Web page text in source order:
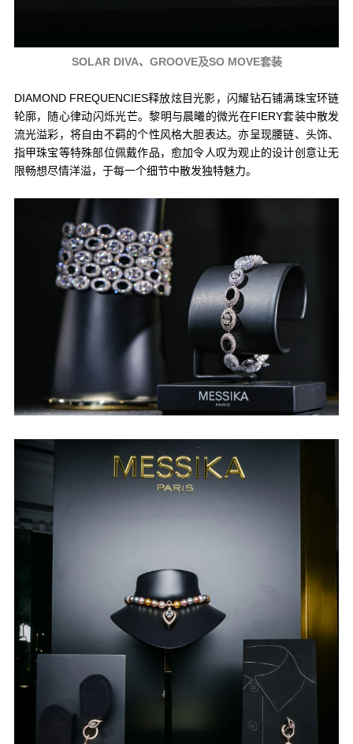
SOLAR DIVA、GROOVE及SO MOVE套装
DIAMOND FREQUENCIES释放炫目光影，闪耀钻石铺满珠宝环链
轮廓，随心律动闪烁光芒。黎明与晨曦的微光在FIERY套装中散发
流光溢彩，将自由不羁的个性风格大胆表达。亦呈现腰链、头饰、
指甲珠宝等特殊部位佩戴作品，愈加令人叹为观止的设计创意让无
限畅想尽情洋溢，于每一个细节中散发独特魅力。